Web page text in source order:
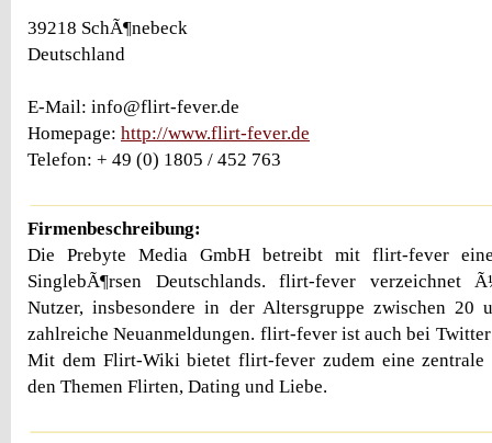
39218 SchÃ¶nebeck
Deutschland
E-Mail: info@flirt-fever.de
Homepage: http://www.flirt-fever.de
Telefon: + 49 (0) 1805 / 452 763
Firmenbeschreibung:
Die Prebyte Media GmbH betreibt mit flirt-fever
SinglebÃ¶rsen Deutschlands. flirt-fever verzeichnet
Nutzer, insbesondere in der Altersgruppe zwischen 20
zahlreiche Neuanmeldungen. flirt-fever ist auch bei
Mit dem Flirt-Wiki bietet flirt-fever zudem eine zentrale
den Themen Flirten, Dating und Liebe.